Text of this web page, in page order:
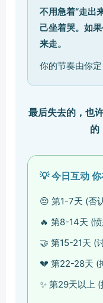
不用急着“走出
己坐着哭。如
来走。
你的节奏由你定
最后失去的，也
的
💡 今日互动
😔 第1-7天 (否
🔥 第8-14天 (
🤝 第15-21天 (
💔 第22-28天 (
✨ 第29天以上 (